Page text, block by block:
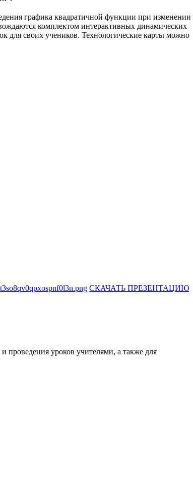
графика квадратичной функции при изменении
комплектом интерактивных динамических
для своих учеников. Технологические карты можно
СКАЧАТЬ ПРЕЗЕНТАЦИЮ
уроков учителями, а также для